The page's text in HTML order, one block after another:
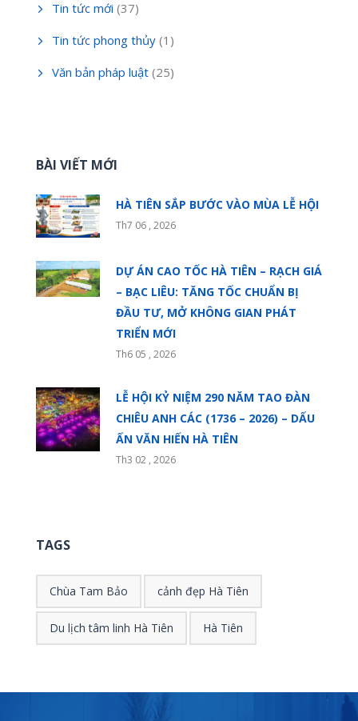
Tin tức mới (37)
Tin tức phong thủy (1)
Văn bản pháp luật (25)
BÀI VIẾT MỚI
HÀ TIÊN SẮP BƯỚC VÀO MÙA LỄ HỘI
Th7 06 , 2026
DỰ ÁN CAO TỐC HÀ TIÊN – RẠCH GIÁ
– BẠC LIÊU: TĂNG TỐC CHUẨN BỊ
ĐẦU TƯ, MỞ KHÔNG GIAN PHÁT
TRIỂN MỚI
Th6 05 , 2026
LỄ HỘI KỶ NIỆM 290 NĂM TAO ĐÀN
CHIÊU ANH CÁC (1736 – 2026) – DẤU
ẤN VĂN HIẾN HÀ TIÊN
Th3 02 , 2026
TAGS
Chùa Tam Bảo cảnh đẹp Hà Tiên
Du lịch tâm linh Hà Tiên Hà Tiên